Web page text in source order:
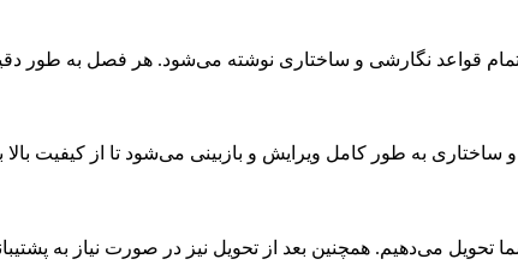
تمام قواعد نگارشی و ساختاری نوشته می‌شود. هر فصل به طور
ساختاری به طور کامل ویرایش و بازبینی می‌شود تا از کیفیت بالا
تحویل می‌دهیم. همچنین بعد از تحویل نیز در صورت نیاز به